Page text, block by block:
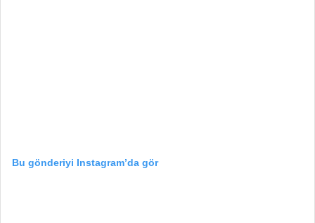
Bu gönderiyi Instagram’da gör